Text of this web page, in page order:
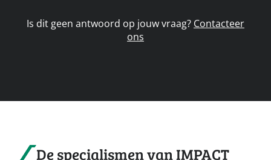
Is dit geen antwoord op jouw vraag? Contacteer
ons
De specialismen van IMPACT